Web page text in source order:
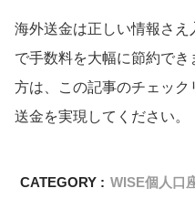
海外送金は正しい情報さえ
で手数料を大幅に節約で
方は、この記事のチェッ
送金を実現してください。
CATEGORY : WISE個人口